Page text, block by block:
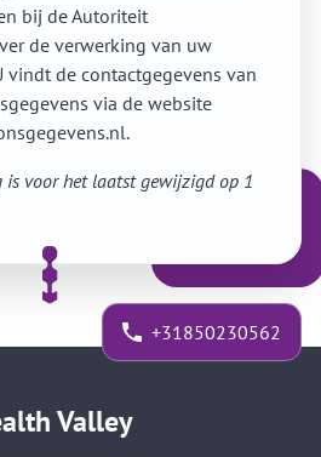
bij de Autoriteit
de verwerking van uw
vindt de contactgegevens van
via de website
is voor het laatst gewijzigd op 1
+31850230562
Valley